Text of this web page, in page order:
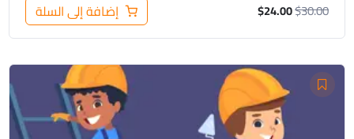
$30.00
$24.00 إضافة إلى السلة
السعر
الأصلي
هو:
السعر
هو:
$19.00.